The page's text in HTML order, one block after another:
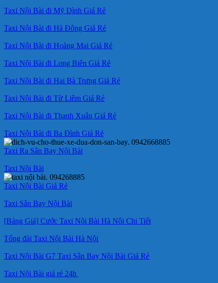
Taxi Nội Bài đi Mỹ Đình Giá Rẻ
Taxi Nội Bài đi Hà Đông Giá Rẻ
Taxi Nội Bài đi Hoàng Mai Giá Rẻ
Taxi Nội Bài đi Long Biên Giá Rẻ
Taxi Nội Bài đi Hai Bà Trưng Giá Rẻ
Taxi Nội Bài đi Từ Liêm Giá Rẻ
Taxi Nội Bài đi Thanh Xuân Giá Rẻ
Taxi Nội Bài đi Ba Đình Giá Rẻ
Taxi Ra Sân Bay Nội Bài
Taxi Nội Bài
Taxi Nội Bài Giá Rẻ
Taxi Sân Bay Nội Bài
[Bảng Giá] Cước Taxi Nội Bài Hà Nội Chi Tiết
Tổng đài Taxi Nội Bài Hà Nội
Taxi Nội Bài G7 Taxi Sân Bay Nội Bài Giá Rẻ
Taxi Nội Bài giá rẻ 24h